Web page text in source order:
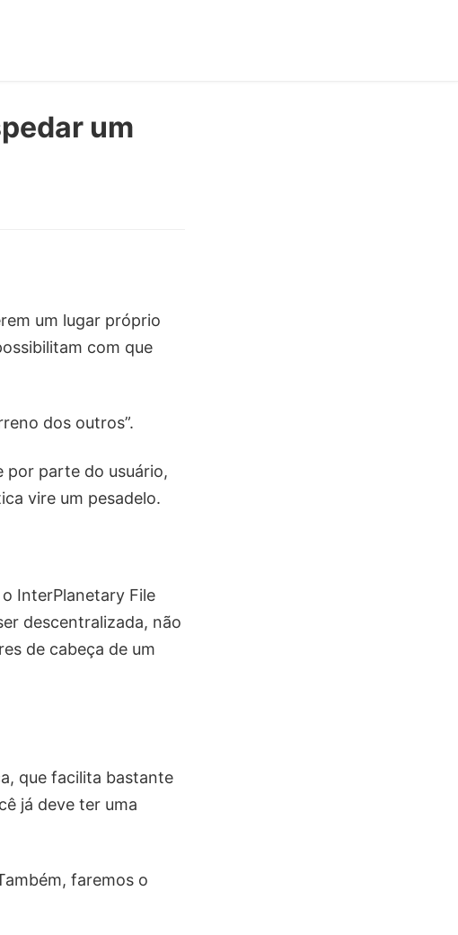
um
um lugar próprio
com que
dos outros”.
por parte do usuário,
vire um pesadelo.
InterPlanetary File
descentralizada, não
de cabeça de um
que facilita bastante
já deve ter uma
faremos o